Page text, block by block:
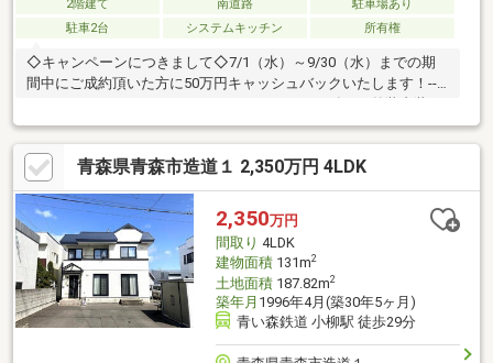
2階建て 南道路
駐車場あり
駐車2台
システムキッチン 所有権
◇キャンペーンにつきまして◇7/1（水）～9/30（水）までの期
間中にご成約頂いた方に50万円キャッシュバックいたします！----
フォーム完了！浜田玉川3LDK＋納戸あり♪外装内装リフォームし
ました♪・屋根・外壁塗装済み！・クロス張替・バス・キッチン・
トイレ・洗面化粧台は全て新品です！ 水回りは明るく快適にな
りました♪・駐車場はカーポート＋駐車スペースで2台可能となっ
ております。
青森県青森市造道１ 2,350万円 4LDK
2,350万円
間取り 4LDK
建物面積131m2
土地面積187.82m2
築年月 1996年4月(築30年5ヶ月)
青い森鉄道 小柳駅 徒歩29分